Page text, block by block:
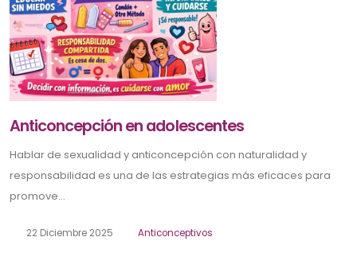
Anticoncepción en adolescentes
Hablar de sexualidad y anticoncepción con naturalidad y
responsabilidad es una de las estrategias más eficaces para
promove...
22 Diciembre 2025 Anticonceptivos